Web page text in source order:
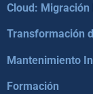
Cloud: Migración
Transformación
Mantenimiento
Formación